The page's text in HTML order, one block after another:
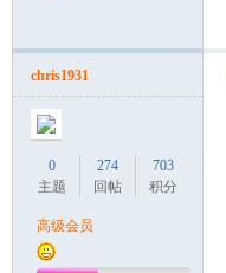
chris1931
0
主题
274
回帖
703
积分
高级会员